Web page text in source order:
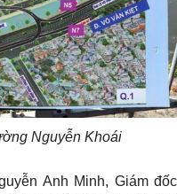
Nguyễn Khoái
Anh Minh, Giám đốc